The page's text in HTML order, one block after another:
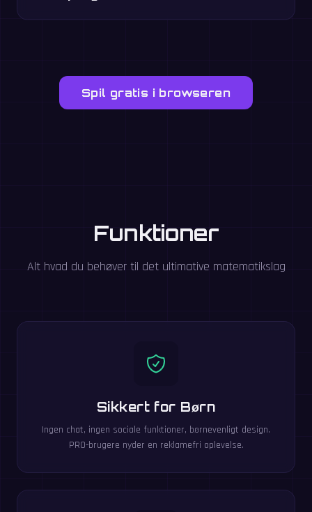
Spil gratis i browseren
Funktioner
Alt hvad du behøver til det ultimative matematikslag
Sikkert for Børn
Ingen chat, ingen sociale funktioner, børnevenligt design.
PRO-brugere nyder en reklamefri oplevelse.